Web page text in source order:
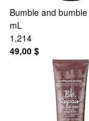
Bumble and bumble
mL
1,214
49,00 $